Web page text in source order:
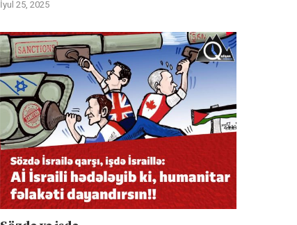
İyul 25, 2025